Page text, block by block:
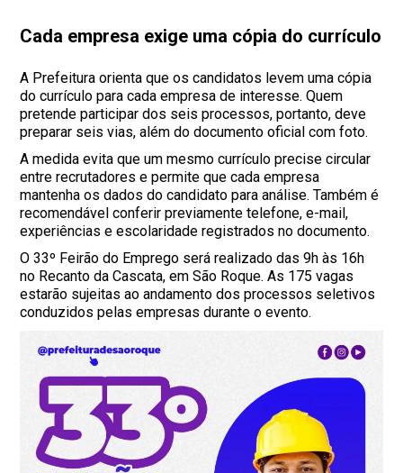
Cada empresa exige uma cópia do currículo
A Prefeitura orienta que os candidatos levem uma cópia
do currículo para cada empresa de interesse. Quem
pretende participar dos seis processos, portanto, deve
preparar seis vias, além do documento oficial com foto.
A medida evita que um mesmo currículo precise circular
entre recrutadores e permite que cada empresa
mantenha os dados do candidato para análise. Também é
recomendável conferir previamente telefone, e-mail,
experiências e escolaridade registrados no documento.
O 33º Feirão do Emprego será realizado das 9h às 16h
no Recanto da Cascata, em São Roque. As 175 vagas
estarão sujeitas ao andamento dos processos seletivos
conduzidos pelas empresas durante o evento.